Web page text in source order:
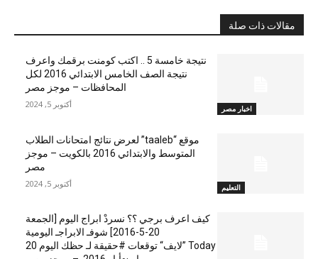
مقالات ذات صلة
اخبار مصر
نتيجة خامسة 5 .. اكتب كومنت برقمك واعرف
نتيجة الصف الخامس الابتدائي 2016 لكل
المحافظات – موجز مصر
أكتوبر 5, 2024
التعليم
موقع “taaleb” لعرض نتائج امتحانات الطلاب
المتوسط والابتدائي 2016 بالكويت – موجز
مصر
أكتوبر 5, 2024
كيف اعرف برجي ؟؟ نسردْ ابراج اليوم [الجمعة
20-5-2016] شوفـ الابراجـ اليومية
Today ”لايف“ توقعات #حقيقة لـ حظك اليوم 20